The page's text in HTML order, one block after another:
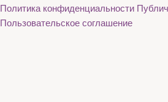
Политика конфиденциальности
Пользовательское соглашение